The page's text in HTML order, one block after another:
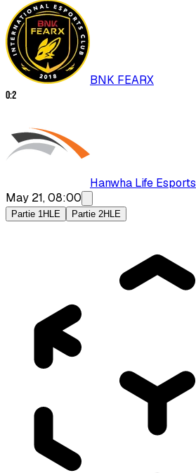
BNK FEARX
0:2
Hanwha Life Esports
May 21, 08:00
Partie 1HLE Partie 2HLE